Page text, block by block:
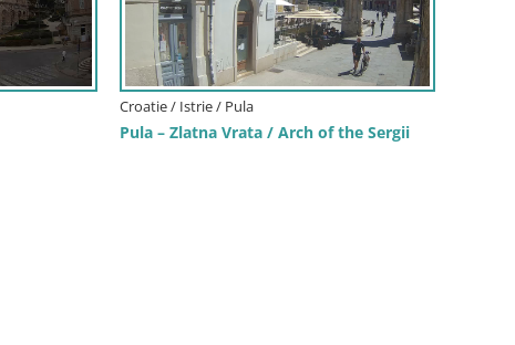
Croatie / Istrie / Pula
Pula – Zlatna Vrata / Arch of the Sergii